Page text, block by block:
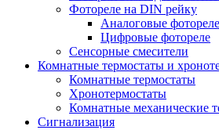
Фотореле на DIN рейку
Аналоговые фотореле
Цифровые фотореле
Сенсорные смесители
Комнатные термостаты и
Комнатные термостаты
Хронотермостаты
Комнатные механические
Сигнализация